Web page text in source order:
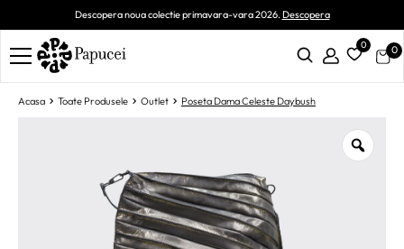
Descopera noua colectie primavara-vara 2026.Descopera
0 0
Acasa Toate Produsele Outlet Poseta Dama Celeste Daybush